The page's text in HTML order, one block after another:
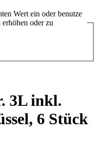
Wert ein oder benutze
oder zu
3L inkl.
6 Stück